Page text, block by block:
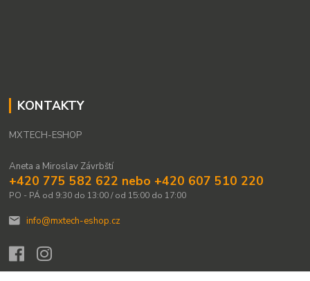
KONTAKTY
MXTECH-ESHOP
Aneta a Miroslav Závrbští
+420 775 582 622 nebo +420 607 510 220
PO - PÁ od 9:30 do 13:00 / od 15:00 do 17:00
info@mxtech-eshop.cz